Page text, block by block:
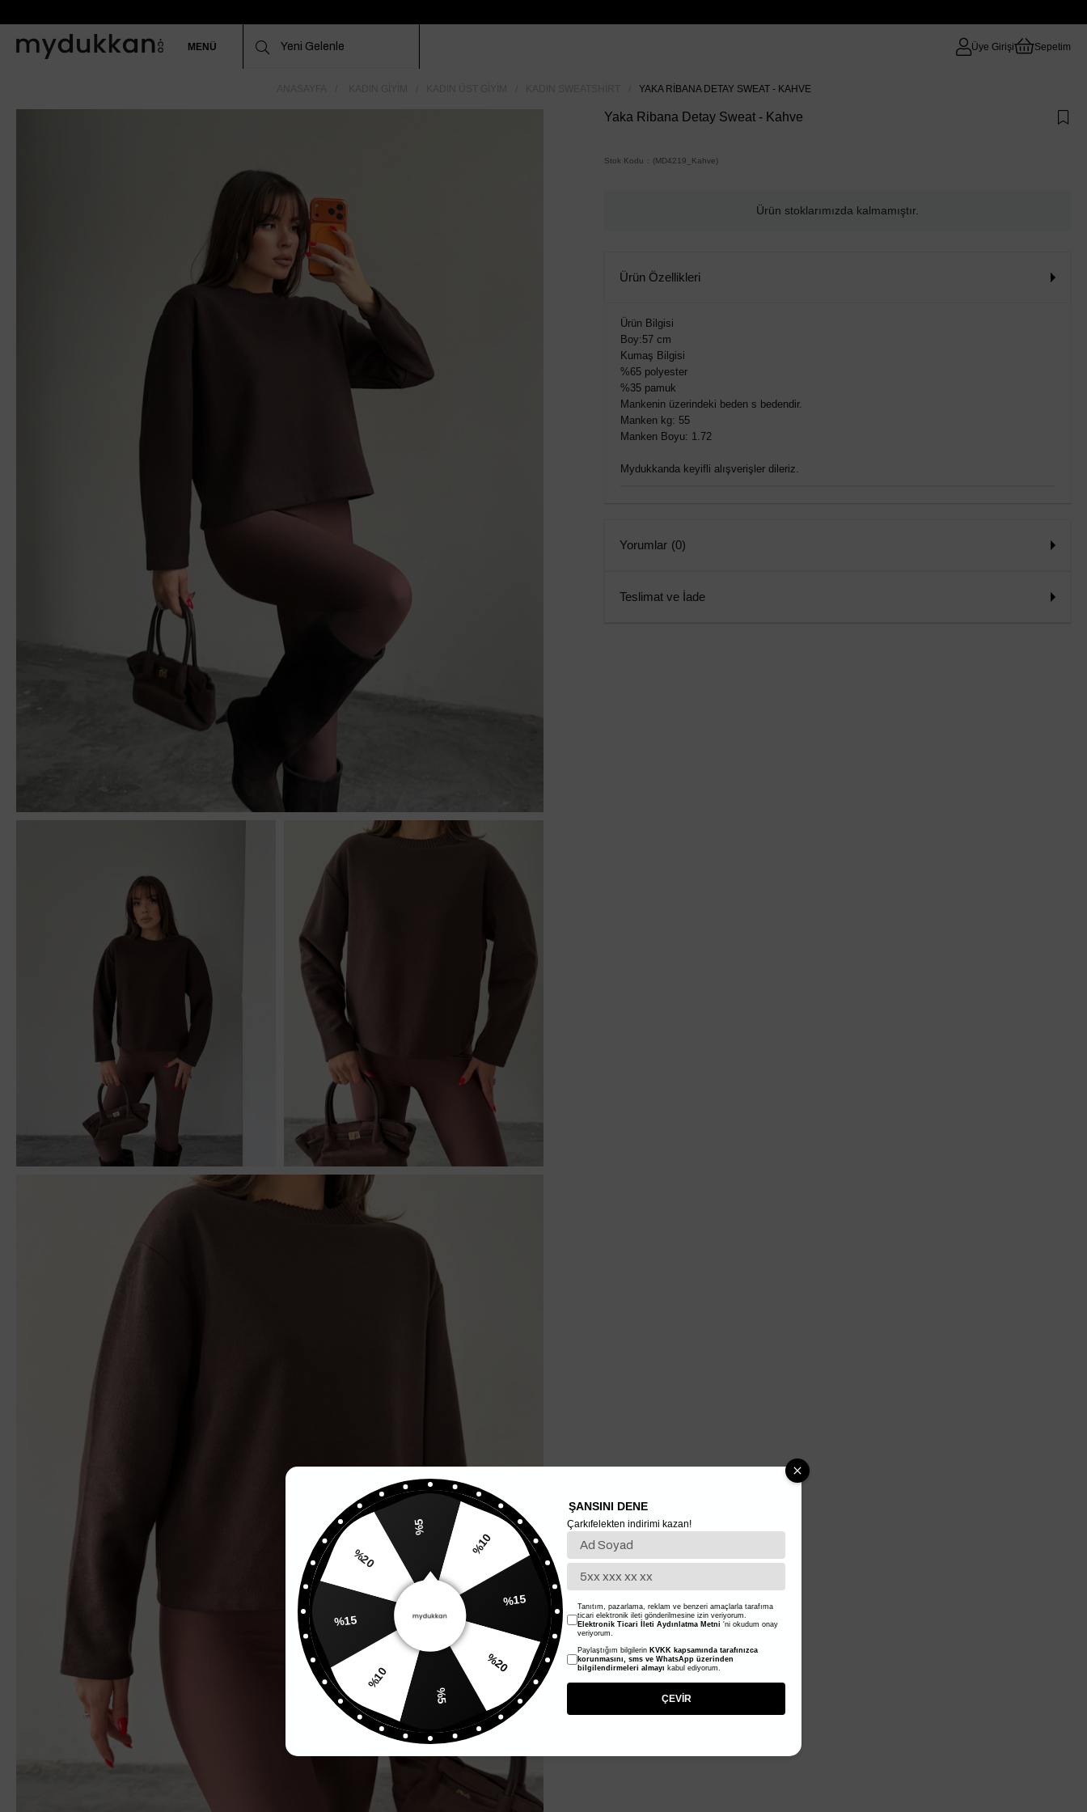
MENÜ Üye Girişi Sepetim
YAKA RIBANA DETAY SWEAT - KAHVE
Yaka Ribana Detay Sweat - Kahve
Stok Kodu (MD4219_Kahve)
Ürün stoklarımızda kalmamıştır.
Ürün Özellikleri
Ürün Bilgisi
Boy:57 cm
Kumaş Bilgisi
%65 polyester
%35 pamuk
Mankenin üzerindeki beden s bedendir.
Manken kg: 55
Manken Boyu: 1.72
Mydukkanda keyifli alışverişler dileriz.
Yorumlar (0)
Teslimat ve İade
%10
%10
%20
ŞANSINI DENE
Çarkıfelekten indirimi kazan!
Tanıtım, pazarlama, reklam ve benzeri amaçlarla tarafıma
ticari elektronik ileti gönderilmesine izin veriyorum.
Elektronik Ticari İleti Aydınlatma Metni 'ni okudum onay
veriyorum.
Paylaştığım bilgilerin KVKK kapsamında tarafınızca
korunmasını, sms ve WhatsApp üzerinden
bilgilendirmeleri almayı kabul ediyorum.
ÇEVİR